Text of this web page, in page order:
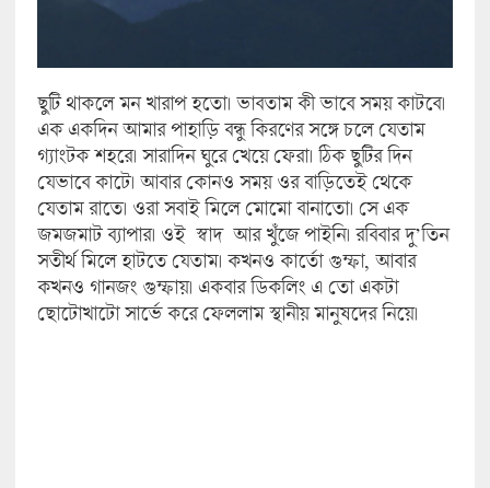
ছুটি থাকলে মন খারাপ হতো। ভাবতাম কী ভাবে সময় কাটবে।
এক একদিন আমার পাহাড়ি বন্ধু কিরণের সঙ্গে চলে যেতাম
গ্যাংটক শহরে। সারাদিন ঘুরে খেয়ে ফেরা। ঠিক ছুটির দিন
যেভাবে কাটে। আবার কোনও সময় ওর বাড়িতেই থেকে
যেতাম রাতে। ওরা সবাই মিলে মোমো বানাতো। সে এক
জমজমাট ব্যাপার। ওই স্বাদ আর খুঁজে পাইনি। রবিবার দু’তিন
সতীর্থ মিলে হাটতে যেতাম। কখনও কার্তো গুম্ফা, আবার
কখনও গানজং গুম্ফায়। একবার ডিকলিং এ তো একটা
ছোটোখাটো সার্ভে করে ফেললাম স্থানীয় মানুষদের নিয়ে।